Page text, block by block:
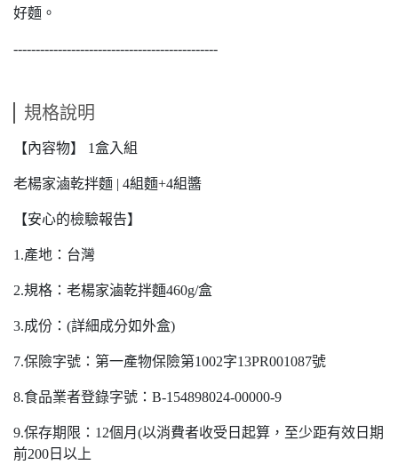
好麵。
----------------------------------------------
規格說明
【內容物】 1盒入組
老楊家滷乾拌麵 | 4組麵+4組醬
【安心的檢驗報告】
1.產地：台灣
2.規格：老楊家滷乾拌麵460g/盒
3.成份：(詳細成分如外盒)
7.保險字號：第一產物保險第1002字13PR001087號
8.食品業者登錄字號：B-154898024-00000-9
9.保存期限：12個月(以消費者收受日起算，至少距有效日期
前200日以上